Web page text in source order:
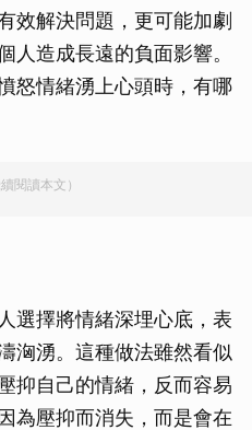
效解決問題，更可能加劇
人造成長遠的負面影響。
怒情緒湧上心頭時，有哪
閱讀本文）
選擇將情緒深埋心底，表
洶湧。這種做法雖然看似
抑自己的情緒，反而容易
為壓抑而消失，而是會在